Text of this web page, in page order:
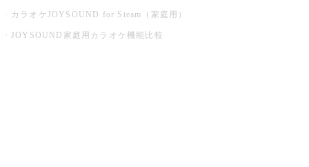
カラオケJOYSOUND for Steam（家庭用）
JOYSOUND家庭用カラオケ機能比較